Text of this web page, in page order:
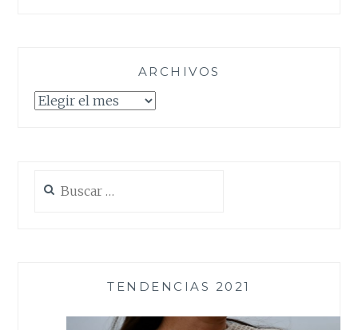
ARCHIVOS
Archivos
TENDENCIAS 2021